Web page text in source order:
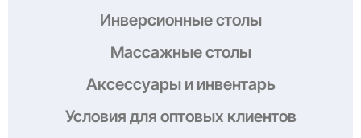
Инверсионные столы
Массажные столы
Аксессуары и инвентарь
Условия для оптовых клиентов